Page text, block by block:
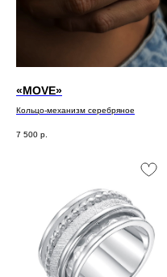
«MOVE»
Кольцо-механизм серебряное
7 500 р.